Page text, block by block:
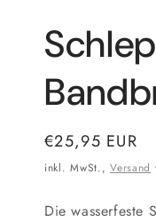
Normaler
Preis
€25,95 EUR
inkl. MwSt.,Versand
Die wasserfeste